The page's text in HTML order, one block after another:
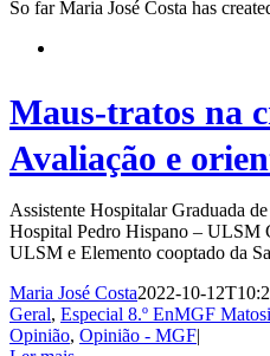
So far Maria José Costa has
Maus-tratos na
Avaliação e
Assistente Hospitalar Graduada
Hospital Pedro Hispano – ULSM
ULSM e Elemento cooptado da
Maria José Costa2022-10-
Geral, Especial 8.º EnMGF
Opinião, Opinião - MGF|